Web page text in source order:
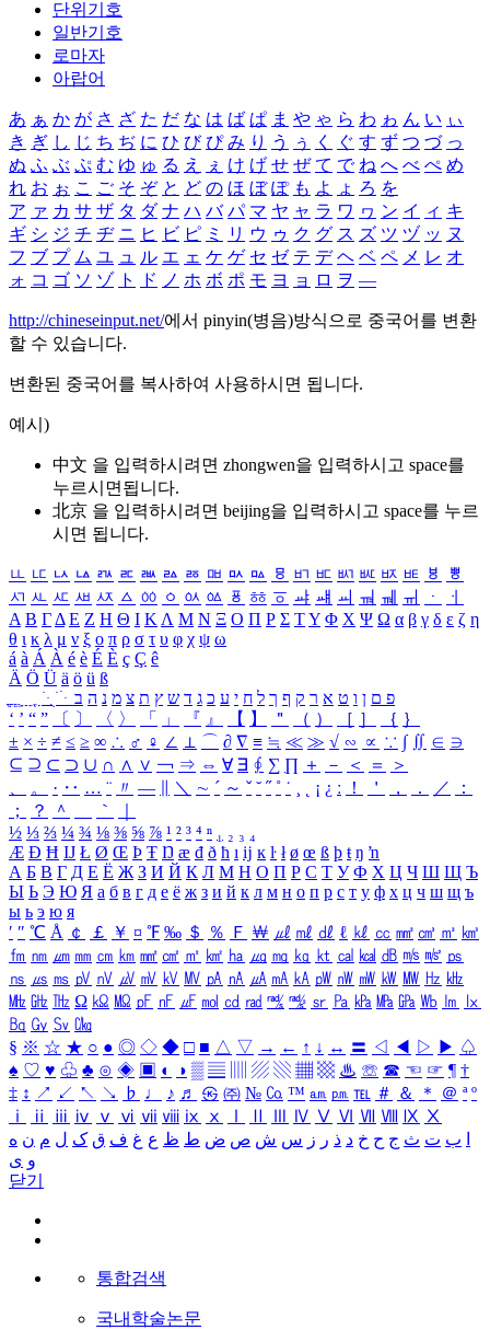
단위기호
일반기호
로마자
아랍어
あ ぁ か が さ ざ た だ な は ば ぱ ま や ゃ ら わ ゎ ん い ぃ
き ぎ し じ ち ぢ に ひ び ぴ み り う ぅ く ぐ す ず つ づ っ
ぬ ふ ぶ ぷ む ゆ ゅ る え ぇ け げ せ ぜ て で ね へ べ ぺ め
れ お ぉ こ ご そ ぞ と ど の ほ ぼ ぽ も よ ょ ろ を
ア ァ カ サ ザ タ ダ ナ ハ バ パ マ ヤ ャ ラ ワ ヮ ン イ ィ キ
ギ シ ジ チ ヂ ニ ヒ ビ ピ ミ リ ウ ゥ ク グ ス ズ ツ ヅ ッ ヌ
フ ブ プ ム ユ ュ ル エ ェ ケ ゲ セ ゼ テ デ ヘ ベ ペ メ レ オ
ォ コ ゴ ソ ゾ ト ド ノ ホ ボ ポ モ ヨ ョ ロ ヲ ―
http://chineseinput.net/에서 pinyin(병음)방식으로 중국어를 변환
할 수 있습니다.
변환된 중국어를 복사하여 사용하시면 됩니다.
예시)
中文 을 입력하시려면 zhongwen을 입력하시고 space를
누르시면됩니다.
北京 을 입력하시려면 beijing을 입력하시고 space를 누르
시면 됩니다.
ㅥ ㅦ ㅧ ㅨ ㅩ ㅪ ㅫ ㅬ ㅭ ㅮ ㅯ ㅰ ㅱ ㅲ ㅳ ㅴ ㅵ ㅶ ㅷ ㅸ
ㅹ
ㅺ ㅻ ㅼ ㅽ ㅾ ㅿ ㆀ ㆁ ㆂ ㆃ ㆄ ㆅ ㆆ ㆇ ㆈ ㆉ ㆊ ㆋ ㆌ ㆍ
ㆎ
Α Β ΓΔ Ε Ζ Η Θ Ι ΚΛ Μ Ν Ξ Ο Π Ρ Σ ΤΥ Φ Χ Ψ Ω α β γ δ ε ζ η
θ ι κ λ μ ν ξ ο π ρ σ τ υ φ χ ψ ω
á à Á À é è É È ç Ç ê
Ä Ö Ü ä ö ü ß
ִֶֹ ֻּ ׁׂ פ ם ן ו ט א ר ק ף ך ל ח י ע כ ג ד ש ץ ת צ מ נ ה ב
‘ ’ “ ” 〔 〕 〈 〉 「 」 『 』 【 】 ＂ （ ） ［ ］ ｛ ｝
± × ÷ ≠ ≤ ≥ ∞ ∴ ♂ ♀ ∠ ⊥ ⌒ ∂ ∇ ≡ ≒ ≪ ≫ √ ∽ ∝ ∵ ∫ ∬ ∈ ∋
⊆ ⊇ ⊂ ⊃ ∪ ∩ ∧ ∨ ￢ ⇒ ⇔ ∀ ∃ ∮ ∑ ∏ ＋ － ＜ ＝
＞
、
。 · ‥ … ¨ 〃 ― ＼ ∼ ´ ～ ˇ ˘ ˝ ˚ ˙ ¸ ¡ ¿ ː ！ ＇ ， ． ／
：
；
？ ＾ ｀
½ ⅓ ⅔ ¼ ¾ ⅛ ⅜ ⅝ ⅞ ¹ ² ³ ⁴ ⁿ ₁ ₂ ₃ ₄
Æ Ð Ħ Ĳ Ł Ø Œ Þ Ŧ Ŋ æ đ ð ħ ı ĳ ĸ ŀ ł ø œ ß þ ŧ ŋ ŉ
А Б В Г Д Е Ё Ж З И Й К Л М Н О П Р С Т У Ф Х Ц Ч Ш Щ Ъ
Ы Ь Э Ю Я а б в г д е ё ж з и й к л м н о п р с т у ф х ц ч ш щ ъ
ы ь э ю я
′ ″ ℃ Å ￠ ￡ ￥ ¤ ℉ ‰ ＄ ％ Ｆ ￦ ㎕ ㎖ ㎗ ℓ ㎘ ㏄ ㎣ ㎤ ㎥ ㎦
㎙ ㎚ ㎛ ㎜ ㎝ ㎞ ㎟ ㎠ ㎡ ㎢ ㏊ ㎍ ㎎ ㎏ ㏏ ㎈ ㎉ ㏈ ㎧ ㎨ ㎰
㎱ ㎲ ㎳ ㎴ ㎵ ㎶ ㎷ ㎸ ㎹ ㎀ ㎁ ㎂ ㎃ ㎄ ㎺ ㎻ ㎽ ㎾ ㎿ ㎐ ㎑
㎒ ㎓ ㎔ Ω ㏀ ㏁ ㎊ ㎋ ㎌ ㏖ ㏅ ㎭ ㎮ ㎯ ㏛ ㎩ ㎪ ㎫ ㎬ ㏝ ㏐
㏓
㏃ ㏉ ㏜ ㏆
§ ※ ☆ ★ ○ ● ◎ ◇ ◆ □ ■ △ ▽ → ← ↑ ↓ ↔ 〓 ◁ ◀ ▷ ▶ ♤
♠ ♡ ♥ ♧ ♣ ⊙ ◈ ▣ ◐ ◑ ▒ ▤ ▨ ▧ ▦ ▩ ♨ ☏ ☎ ☜ ☞ ¶ †
‡ ↕ ↗ ↙ ↖ ↘ ♭ ♩ ♪ ♬ ㉿ ㈜ № ㏇ ™ ㏂ ㏘ ℡ ＃ ＆ ＊ ＠ ª º
ⅰ
ⅱ ⅲ ⅳ ⅴ ⅵ ⅶ ⅷ ⅸ ⅹ Ⅳ Ⅴ Ⅵ Ⅶ Ⅷ Ⅸ Ⅹ
ب ت ث ج ح خ د ذ ر ز س ش ص ض ط ظ ع غ ف ق ک ل م ن ه
و ی
닫기
통합검색
국내학술논문